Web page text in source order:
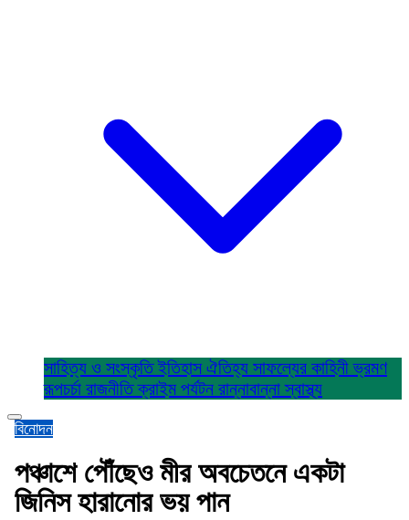
সাহিত্য ও সংস্কৃতিইতিহাস ঐতিহ্য সাফল্যের কাহিনীভ্রমণ
রূপচর্চা রাজনীতিক্রাইম পর্যটন রান্নাবান্নাস্বাস্থ্য
বিনোদন
পঞ্চাশে পৌঁছেও মীর অবচেতনে একটা
জিনিস হারানোর ভয় পান